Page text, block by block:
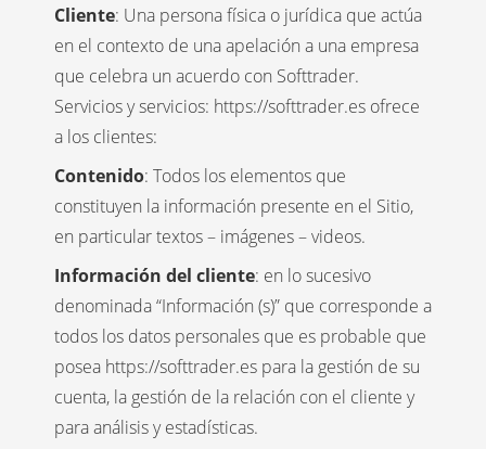
Cliente: Una persona física o jurídica que actúa
en el contexto de una apelación a una empresa
que celebra un acuerdo con Softtrader.
Servicios y servicios: https://softtrader.es ofrece
a los clientes:
Contenido: Todos los elementos que
constituyen la información presente en el Sitio,
en particular textos – imágenes – videos.
Información del cliente: en lo sucesivo
denominada “Información (s)” que corresponde a
todos los datos personales que es probable que
posea https://softtrader.es para la gestión de su
cuenta, la gestión de la relación con el cliente y
para análisis y estadísticas.